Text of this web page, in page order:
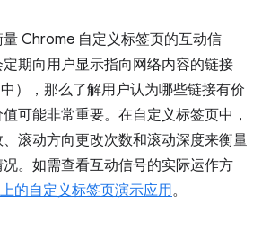
Chrome 自定义标签页的互动信
期向用户显示指向网络内容的链接
中），那么了解用户认为哪些链接有价
可能非常重要。在自定义标签页中，
滚动方向更改次数和滚动深度来衡量
。如需查看互动信号的实际运作方
的自定义标签页演示应用。